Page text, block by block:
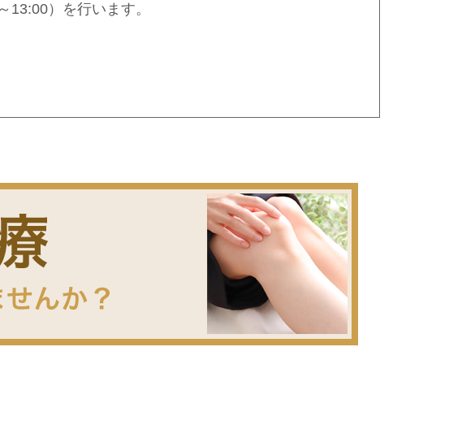
）を行います。
がより良質な医療を 受けられる体制の構築を目指し
下のように対応します。